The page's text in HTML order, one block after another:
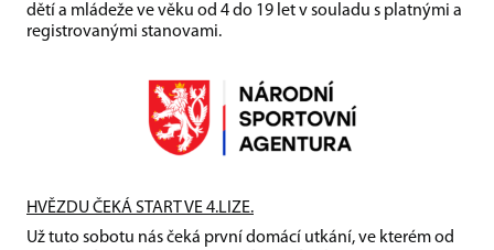
dětí a mládeže ve věku od 4 do 19 let v souladu s platnými a
registrovanými stanovami.
HVĚZDU ČEKÁ START VE 4.LIZE.
Už tuto sobotu nás čeká první domácí utkání, ve kterém od